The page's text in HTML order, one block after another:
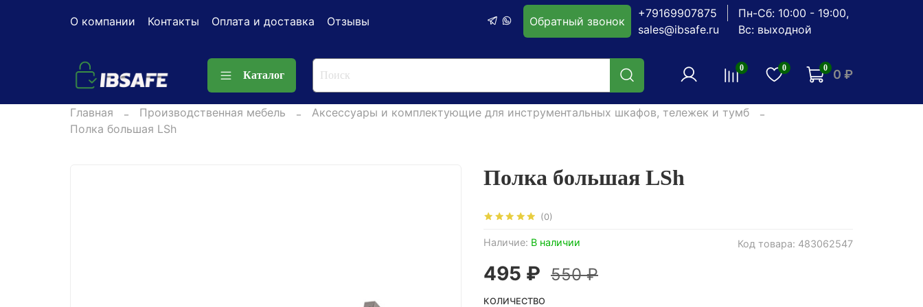
О компании Контакты Оплата и доставка Отзывы Обратный звонок
+79169907875
sales@ibsafe.ru
Пн-Сб: 10:00 - 19:00,
Вс: выходной
Каталог
0 0 0 0 ₽
Главная Производственная мебель
Аксессуары и комплектующие для инструментальных шкафов, тележек и тумб
Полка большая LSh
(0)
Код товара: 483062547
Наличие: В наличии
Полка большая LSh
495 ₽ 550 ₽
КОЛИЧЕСТВО